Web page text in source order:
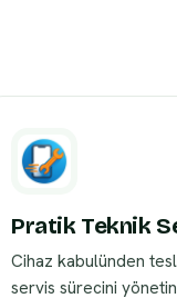
Pratik Teknik
Cihaz kabulünden
servis sürecini